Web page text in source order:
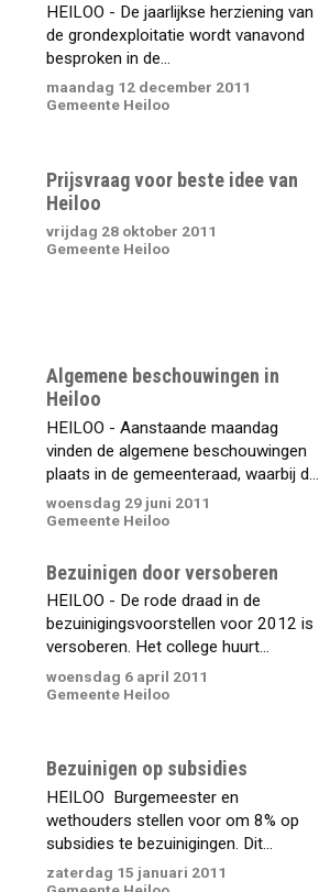
HEILOO - De jaarlijkse herziening van
de grondexploitatie wordt vanavond
besproken in de...
maandag 12 december 2011
Gemeente Heiloo
Prijsvraag voor beste idee van
Heiloo
vrijdag 28 oktober 2011
Gemeente Heiloo
Algemene beschouwingen in
Heiloo
HEILOO - Aanstaande maandag
vinden de algemene beschouwingen
plaats in de gemeenteraad, waarbij d...
woensdag 29 juni 2011
Gemeente Heiloo
Bezuinigen door versoberen
HEILOO - De rode draad in de
bezuinigingsvoorstellen voor 2012 is
versoberen. Het college huurt...
woensdag 6 april 2011
Gemeente Heiloo
Bezuinigen op subsidies
HEILOO  Burgemeester en
wethouders stellen voor om 8% op
subsidies te bezuinigingen. Dit...
zaterdag 15 januari 2011